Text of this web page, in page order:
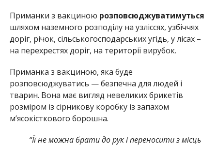
Приманки з вакциною розповсюджуватимуться
шляхом наземного розподілу на узліссях, узбіччях
доріг, річок, сільськогосподарських угідь, у лісах –
на перехрестях доріг, на території вирубок.
Приманка з вакциною, яка буде
розповсюджуватись — безпечна для людей і
тварин. Вона має вигляд невеликих брикетів
розміром із сірникову коробку із запахом
м’ясокісткового борошна.
“Її не можна брати до рук і переносити з місць